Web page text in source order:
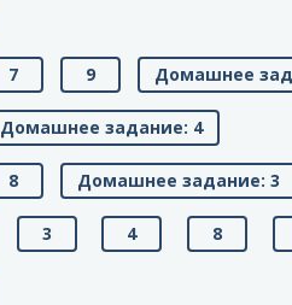
7 9 Домашнее
Домашнее задание: 4
8 Домашнее задание: 3
3 4 8